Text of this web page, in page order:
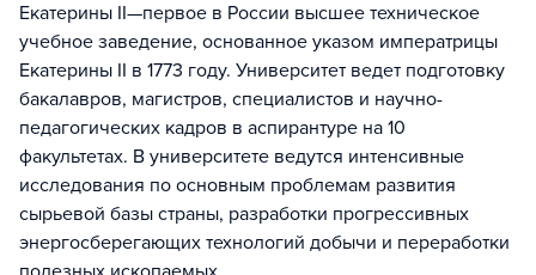
Екатерины II—первое в России высшее техническое
учебное заведение, основанное указом императрицы
Екатерины II в 1773 году. Университет ведет подготовку
бакалавров, магистров, специалистов и научно-
педагогических кадров в аспирантуре на 10
факультетах. В университете ведутся интенсивные
исследования по основным проблемам развития
сырьевой базы страны, разработки прогрессивных
энергосберегающих технологий добычи и переработки